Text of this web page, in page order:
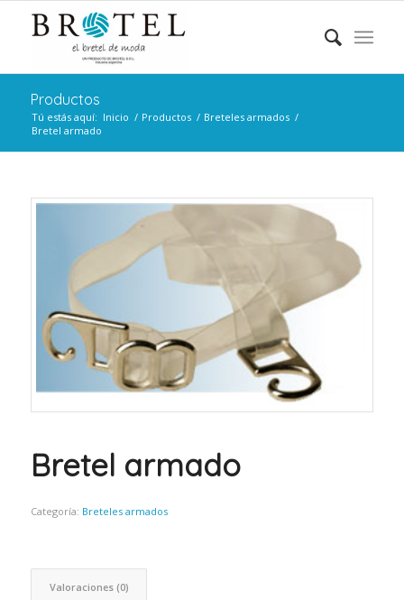
Productos
Tú estás aquí: Inicio / Productos / Breteles armados /
Bretel armado
Bretel armado
Categoría: Breteles armados
Valoraciones (0)